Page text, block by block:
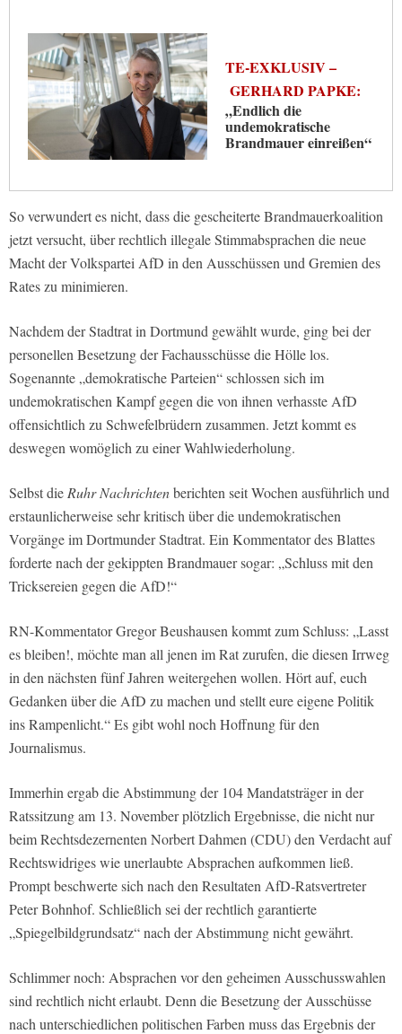
TE-EXKLUSIV –
GERHARD PAPKE:
„Endlich die
undemokratische
Brandmauer einreißen“
So verwundert es nicht, dass die gescheiterte Brandmauerkoalition
jetzt versucht, über rechtlich illegale Stimmabsprachen die neue
Macht der Volkspartei AfD in den Ausschüssen und Gremien des
Rates zu minimieren.
Nachdem der Stadtrat in Dortmund gewählt wurde, ging bei der
personellen Besetzung der Fachausschüsse die Hölle los.
Sogenannte „demokratische Parteien“ schlossen sich im
undemokratischen Kampf gegen die von ihnen verhasste AfD
offensichtlich zu Schwefelbrüdern zusammen. Jetzt kommt es
deswegen womöglich zu einer Wahlwiederholung.
Selbst dieRuhr Nachrichtenberichten seit Wochen ausführlich und
erstaunlicherweise sehr kritisch über die undemokratischen
Vorgänge im Dortmunder Stadtrat. Ein Kommentator des Blattes
forderte nach der gekippten Brandmauer sogar: „Schluss mit den
Tricksereien gegen die AfD!“
RN-Kommentator Gregor Beushausen kommt zum Schluss: „Lasst
es bleiben!, möchte man all jenen im Rat zurufen, die diesen Irrweg
in den nächsten fünf Jahren weitergehen wollen. Hört auf, euch
Gedanken über die AfD zu machen und stellt eure eigene Politik
ins Rampenlicht.“ Es gibt wohl noch Hoffnung für den
Journalismus.
Immerhin ergab die Abstimmung der 104 Mandatsträger in der
Ratssitzung am 13. November plötzlich Ergebnisse, die nicht nur
beim Rechtsdezernenten Norbert Dahmen (CDU) den Verdacht auf
Rechtswidriges wie unerlaubte Absprachen aufkommen ließ.
Prompt beschwerte sich nach den Resultaten AfD-Ratsvertreter
Peter Bohnhof. Schließlich sei der rechtlich garantierte
„Spiegelbildgrundsatz“ nach der Abstimmung nicht gewährt.
Schlimmer noch: Absprachen vor den geheimen Ausschusswahlen
sind rechtlich nicht erlaubt. Denn die Besetzung der Ausschüsse
nach unterschiedlichen politischen Farben muss das Ergebnis der